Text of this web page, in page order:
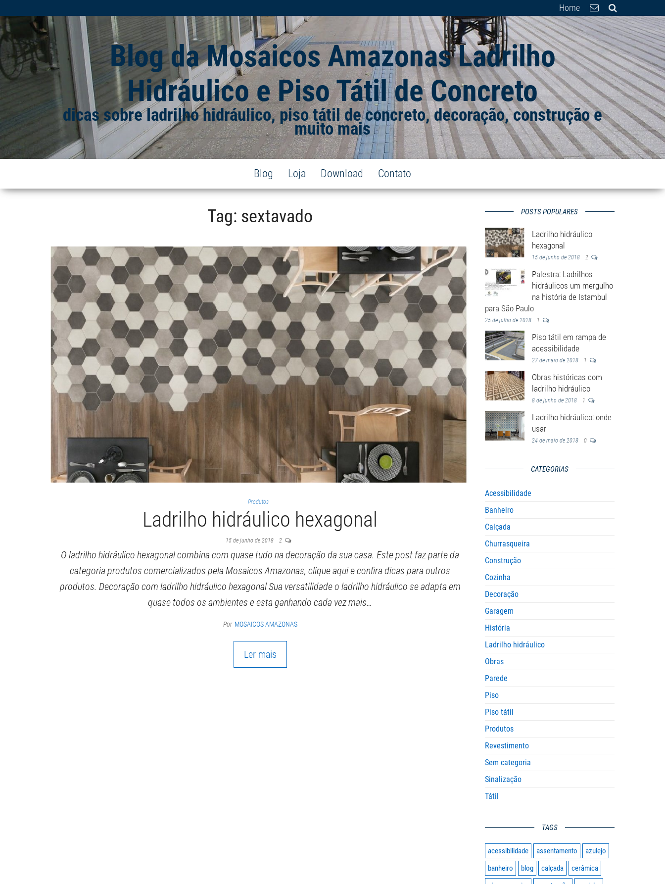
Home
Blog da Mosaicos Amazonas Ladrilho
Hidráulico e Piso Tátil de Concreto
dicas sobre ladrilho hidráulico, piso tátil de concreto, decoração, construção e
muito mais
Blog Loja Download Contato
Tag: sextavado
Produtos
Ladrilho hidráulico hexagonal
15 de junho de 2018 2
O ladrilho hidráulico hexagonal combina com quase tudo na decoração da sua casa. Este post faz parte da
categoria produtos comercializados pela Mosaicos Amazonas, clique aqui e confira dicas para outros
produtos. Decoração com ladrilho hidráulico hexagonal Sua versatilidade o ladrilho hidráulico se adapta em
quase todos os ambientes e esta ganhando cada vez mais…
Por MOSAICOS AMAZONAS
Ler mais
POSTS POPULARES
Ladrilho hidráulico
hexagonal
15 de junho de 2018 2
Palestra: Ladrilhos
hidráulicos um mergulho
na história de Istambul
para São Paulo
25 de julho de 2018 1
Piso tátil em rampa de
acessibilidade
27 de maio de 2018 1
Obras históricas com
ladrilho hidráulico
8 de junho de 2018 1
Ladrilho hidráulico: onde
usar
24 de maio de 2018 0
CATEGORIAS
Acessibilidade
Banheiro
Calçada
Churrasqueira
Construção
Cozinha
Decoração
Garagem
História
Ladrilho hidráulico
Obras
Parede
Piso
Piso tátil
Produtos
Revestimento
Sem categoria
Sinalização
Tátil
TAGS
acessibilidade assentamento
azulejo
banheiro
blog calçada
cerâmica